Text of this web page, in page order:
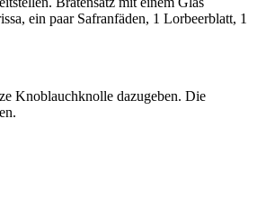
ein paar Safranfäden, 1 Lorbeerblatt, 1
Knoblauchknolle dazugeben. Die